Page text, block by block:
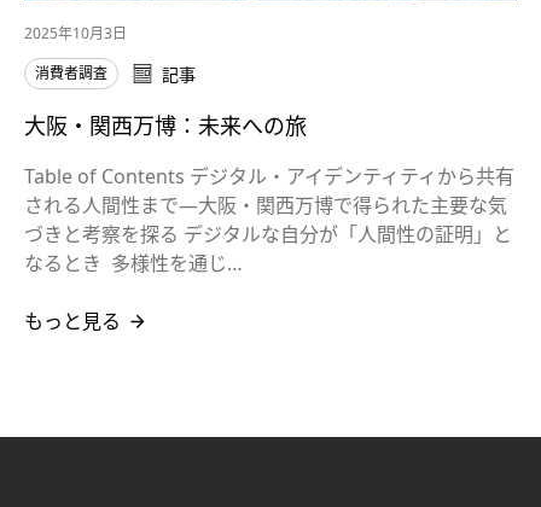
2025年10月3日
消費者調査
記事
大阪・関西万博：未来への旅
Table of Contents デジタル・アイデンティティから共有
される人間性まで―大阪・関西万博で得られた主要な気
づきと考察を探る デジタルな自分が「人間性の証明」と
なるとき 多様性を通じ…
もっと見る